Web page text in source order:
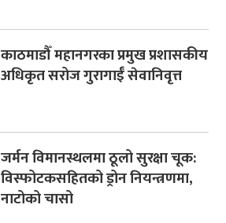
काठमाडौँ महानगरका प्रमुख प्रशासकीय
अधिकृत सरोज गुरागाईँ सेवानिवृत्त
जर्मन विमानस्थलमा ठूलो सुरक्षा चूक:
विस्फोटकसहितको ड्रोन नियन्त्रणमा,
नाटोको चासो